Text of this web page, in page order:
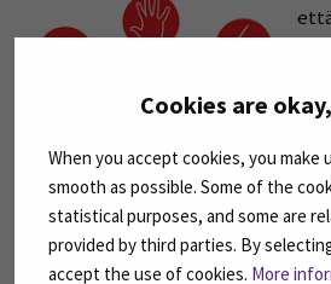
Cookies are
When you accept cookies, you make
smooth as possible. Some of the
statistical purposes, and some are
provided by third parties. By
accept the use of cookies. More